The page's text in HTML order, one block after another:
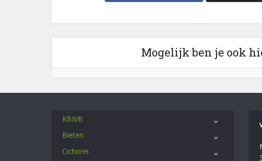
Mogelijk ben je ook
KBIVB
Bieten
Cichorei